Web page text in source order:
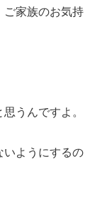
ご家族のお気持
うんですよ。
いようにするの